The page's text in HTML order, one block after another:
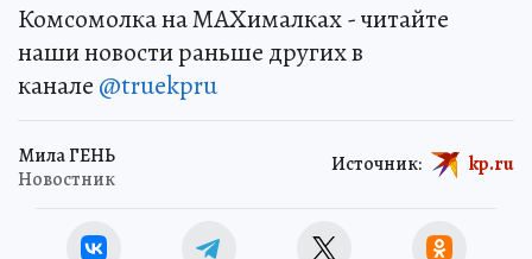
Комсомолка на MAXималках - читайте
наши новости раньше других в
канале @truekpru
Мила ГЕНЬ
Новостник
Источник: kp.ru